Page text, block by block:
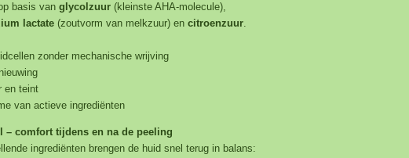
basis van glycolzuur (kleinste AHA-molecule),
lactate (zoutvorm van melkzuur) en citroenzuur.
zonder mechanische wrijving
en teint
van actieve ingrediënten
– comfort tijdens en na de peeling
ingrediënten brengen de huid snel terug in balans: